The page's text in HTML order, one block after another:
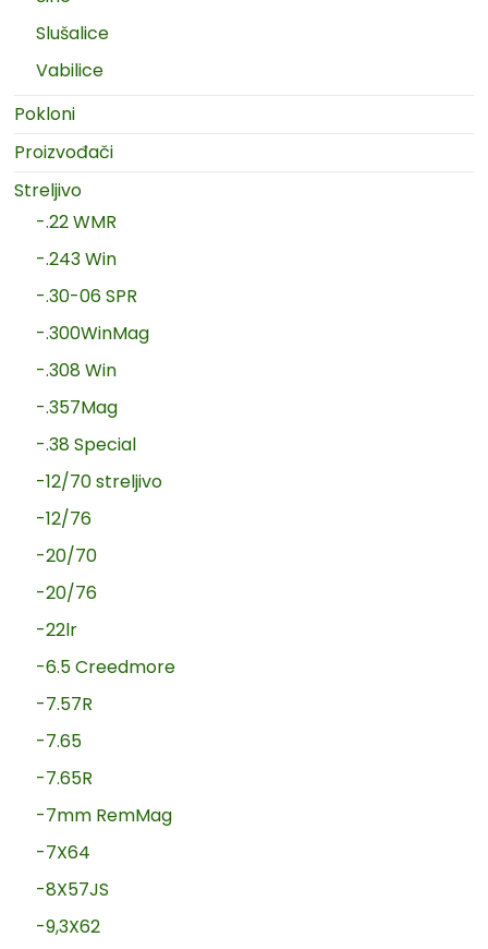
Slušalice
Vabilice
Pokloni
Proizvođači
Streljivo
-.22 WMR
-.243 Win
-.30-06 SPR
-.300WinMag
-.308 Win
-.357Mag
-.38 Special
-12/70 streljivo
-12/76
-20/70
-20/76
-22lr
-6.5 Creedmore
-7.57R
-7.65
-7.65R
-7mm RemMag
-7X64
-8X57JS
-9,3X62